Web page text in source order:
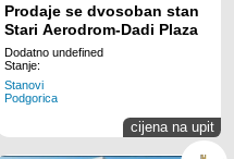
Prodaje se dvosoban stan
Stari Aerodrom-Dadi Plaza
Dodatno undefined
Stanje:
Stanovi
Podgorica
cijena na upit